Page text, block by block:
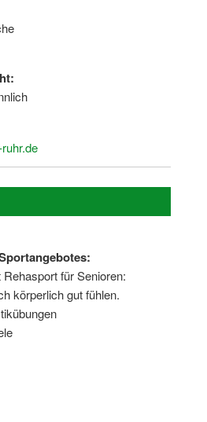
in NRW!
in NRW!
Älter werden" / "Bewegt gesund
für Frauen
in NRW suchen
für Senioren:
körperlich gut fühlen.